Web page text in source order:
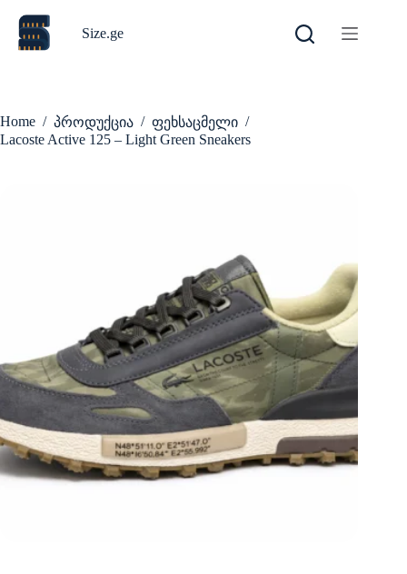
content
Size.ge
Home / პროდუქცია / ფეხსაცმელი /
Lacoste Active 125 – Light Green Sneakers